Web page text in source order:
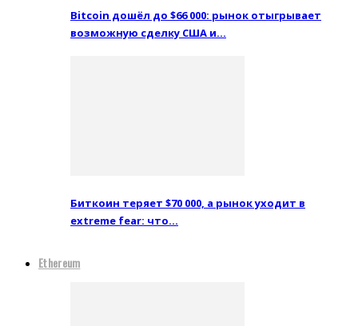
Bitcoin дошёл до $66 000: рынок отыгрывает
возможную сделку США и…
Биткоин теряет $70 000, а рынок уходит в
extreme fear: что…
Ethereum